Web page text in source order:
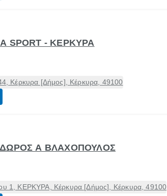
SPORT - ΚΕΡΚΥΡΑ
Κέρκυρα [Δήμος], Κέρκυρα, 49100
Α ΒΛΑΧΟΠΟΥΛΟΣ
1, ΚΕΡΚΥΡΑ, Κέρκυρα [Δήμος], Κέρκυρα, 49100